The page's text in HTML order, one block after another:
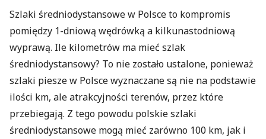
Szlaki średniodystansowe w Polsce to kompromis
pomiędzy 1-dniową wędrówką a kilkunastodniową
wyprawą. Ile kilometrów ma mieć szlak
średniodystansowy? To nie zostało ustalone, ponieważ
szlaki piesze w Polsce wyznaczane są nie na podstawie
ilości km, ale atrakcyjności terenów, przez które
przebiegają. Z tego powodu polskie szlaki
średniodystansowe mogą mieć zarówno 100 km, jak i